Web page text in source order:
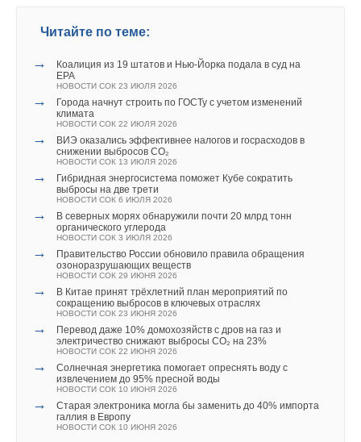
Читайте по теме:
→
Коалиция из 19 штатов и Нью-Йорка подала в суд на
EPA
НОВОСТИ СОК 23 ИЮЛЯ 2026
→
Города начнут строить по ГОСТу с учетом изменений
климата
НОВОСТИ СОК 22 ИЮЛЯ 2026
→
ВИЭ оказались эффективнее налогов и госрасходов в
снижении выбросов CO₂
НОВОСТИ СОК 13 ИЮЛЯ 2026
→
Гибридная энергосистема поможет Кубе сократить
выбросы на две трети
НОВОСТИ СОК 6 ИЮЛЯ 2026
→
В северных морях обнаружили почти 20 млрд тонн
органического углерода
НОВОСТИ СОК 3 ИЮЛЯ 2026
→
Правительство России обновило правила обращения
озоноразрушающих веществ
НОВОСТИ СОК 29 ИЮНЯ 2026
→
В Китае принят трёхлетний план мероприятий по
сокращению выбросов в ключевых отраслях
НОВОСТИ СОК 23 ИЮНЯ 2026
→
Перевод даже 10% домохозяйств с дров на газ и
электричество снижают выбросы CO₂ на 23%
НОВОСТИ СОК 22 ИЮНЯ 2026
→
Солнечная энергетика помогает опреснять воду с
извлечением до 95% пресной воды
НОВОСТИ СОК 10 ИЮНЯ 2026
→
Старая электроника могла бы заменить до 40% импорта
галлия в Европу
НОВОСТИ СОК 10 ИЮНЯ 2026
будет использовать ещё раз.
Например, американская First Solar, одна из крупнейших в
мире по производству солнечных панелей, свою продукцию
при выходе из строя сама и перерабатывает.
В отношении стоимости этой переработки нужно иметь в
виду вот что. Время массовой утилизации этих панелей в
мире ещё не пришло. Потому что построенные три
десятилетия назад СЭС так и работают до сих пор, в той же
Швейцарии. Вот когда их придётся закрывать, когда
проблема будет массовой, тогда и стоимость вторичной
переработки станет гораздо ниже.
Не хочу сказать, что в солнечной энергетике решены все
технологические проблемы. Но у неё, безусловно, большое
будущее, в том числе и в горной промышленности и
металлургии...
еоргий Груздев и его сотрудники сейчас, после переезда в
Дубай, наиболее перспективным рынком для себя считают
Конго, где очень велик энергодефицит. Но полагают, что
спрос на солнечные электростанции со временем